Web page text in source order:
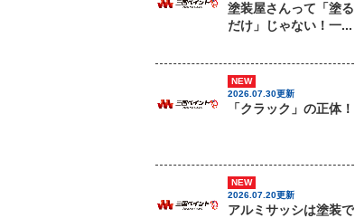
塗装屋さんって「塗る
だけ」じゃない！一...
NEW
2026.07.30更新
「クラック」の正体！
NEW
2026.07.20更新
アルミサッシは塗装で